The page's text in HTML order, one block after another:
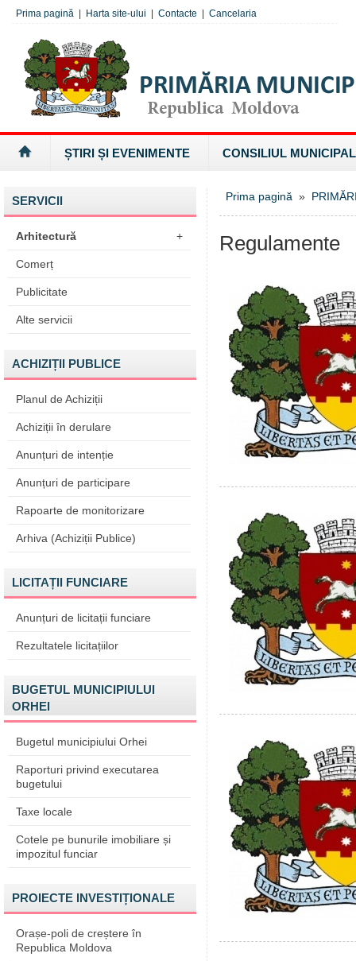
Prima pagină Harta site-ului Contacte Cancelaria
ȘTIRI ȘI EVENIMENTE CONSILIUL MUNICIPAL
SERVICII
Arhitectură +
Comerț
Publicitate
Alte servicii
ACHIZIȚII PUBLICE
Planul de Achiziții
Achiziții în derulare
Anunțuri de intenție
Anunțuri de participare
Rapoarte de monitorizare
Arhiva (Achiziții Publice)
LICITAȚII FUNCIARE
Anunțuri de licitații funciare
Rezultatele licitațiilor
BUGETUL MUNICIPIULUI
ORHEI
Bugetul municipiului Orhei
Raporturi privind executarea
bugetului
Taxe locale
Cotele pe bunurile imobiliare și
impozitul funciar
PROIECTE INVESTIȚIONALE
Orașe-poli de creștere în
Republica Moldova
Prima pagină »
Regulamente